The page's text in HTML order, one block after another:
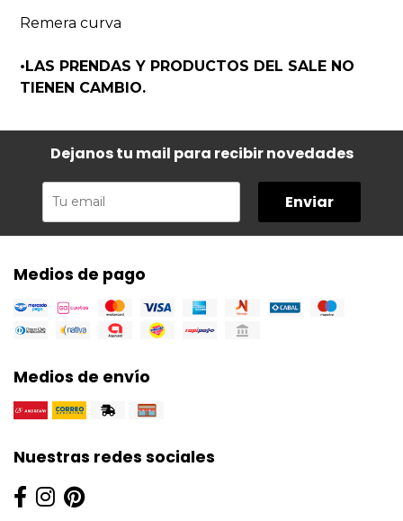
Remera curva
•LAS PRENDAS Y PRODUCTOS DEL SALE NO
TIENEN CAMBIO.
Dejanos tu mail para recibir novedades
Enviar
Medios de pago
Medios de envío
Nuestras redes sociales